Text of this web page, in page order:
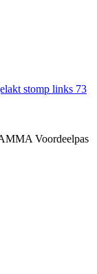
stomp links 73
Voordeelpas